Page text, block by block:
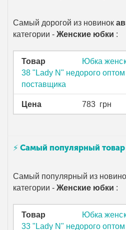
Самый дорогой из новинок
категории -Женские юбки :
Товар
Юбка
38 "Lady N" недорого
поставщика
Цена 783 грн
⚡ Самый популярный товар
Самый популярный из
категории -Женские юбки :
Товар
Юбка
33 "Lady N" недорого